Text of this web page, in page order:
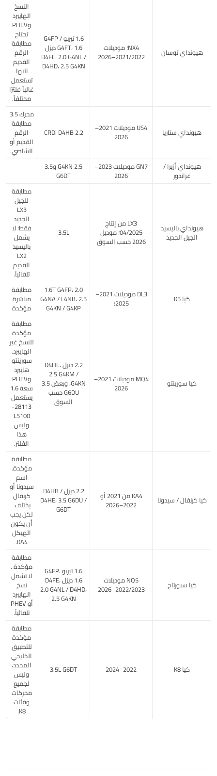
هيونداي توسان NX4؛ موديلات
2021/2022–2026
1.6 تيربو G4FP /
G4FT، 1.6 ديزل
D4FE، 2.0 G4NL /
D4HD، 2.5 G4KN
النسخ
الهايبرد
وPHEV
تحتاج
مطابقة
الرقم
القديم
لأنها
تستعمل
غالباً فلترًا
مختلفاً.
هيونداي ستاريا US4 موديلات 2021–
2026
2.2 CRDi D4HB
محرك 3.5
مطابقة
الرقم
القديم أو
الشاصي.
هيونداي أزيرا /
غراندور
GN7 موديلات 2023–
2026
2.5 G4KN و3.5
G6DT
هيونداي باليسيد
الجيل الجديد
LX3 من إنتاج
04/2025؛ موديل
2026 حسب السوق
3.5L
مطابقة
للجيل
LX3
الجديد
فقط؛ لا
يشمل
باليسيد
LX2
القديم
تلقائياً.
كيا K5 DL3 موديلات 2021–
2025؛
1.6T G4FP، 2.0
G4NA / L4NB، 2.5
G4KN / G4KP
مطابقة
مباشرة
مؤكدة
كيا سورينتو MQ4 موديلات 2021–
2026
2.2 ديزل D4HE،
2.5 G4KM /
G4KN، وبعض 3.5
G6DU حسب
السوق
مطابقة
مؤكدة
للنسخ غير
الهايبرد.
سورينتو
هايبرد
وPHEV
سعة 1.6
يستعمل
28113-
L5100
وليس
هذا
الفلتر.
كيا كرنفال / سيدونا KA4 من 2021 أو
2022–2026
2.2 ديزل D4HB /
D4HE، 3.5 G6DU /
G6DT
مطابقة
مؤكدة.
اسم
سيدونا أو
كرنفال
يختلف
لكن يجب
أن يكون
الهيكل
KA4.
كيا سبورتاج NQ5 موديلات
2022/2023–2026
1.6 تيربو G4FP،
1.6 ديزل D4FE،
2.0 G4NL / D4HD،
2.5 G4KN
مطابقة
مؤكدة .
لا تشمل
نسخ
الهايبرد
أو PHEV
تلقائياً.
كيا K8 2022–2024
3.5L G6DT
مطابقة
مؤكدة
للتطبيق
الخليجي
المحدد،
وليس
لجميع
محركات
وفئات
K8.